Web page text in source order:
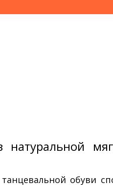
натуральной
обуви